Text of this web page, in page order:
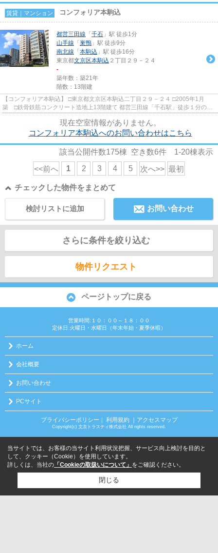
賃貸｜マンション コンフォリア本駒込
都営三田線 「 千石 」駅 徒歩1分
山手線 「 巣鴨 」駅 徒歩9分
南北線 「 本駒込 」駅 徒歩16分
東京都文京区本駒込 ２丁目２９－２４
-
築年数：築21年
階数：13階建
【コンフォリア本駒込】 □東京都文京区本駒込二丁目２９－２４ □2005年1月
築 □鉄骨鉄筋コンクリート造地上13階建て 都営三田線「千石駅」徒歩１分の好
現在空室情報がありません。
コンフォリア本駒込へのお問い合わせはこちら
該当公開件数175棟 空き数6件 1-20棟表示
<<前へ 1 2 3 4 5 次へ>> 最初
チェックした物件をまとめて
お問い合わせ
検討リストに追加
さらに条件を絞り込む
物件リクエスト
ページトップに戻る
営業時間:１０：００～１８：００
定休日:火曜日・水曜日（年末年始・夏季休暇）
ホーム
会社概要
お問い合わせ
PCサイト
プライバシーポリシー ｜ 利用規約 ｜アクセスマップ
Copyright(c) 文京トラスティ株式会社 All rights reserved.
当サイトでは、お客様の当サイト利用状況把握、サービス向上検討を目的と
して、クッキー（Cookie）を使用しています。
詳しくは、当社の 「Cookieの取扱いについて」 をご確認ください。
閉じる